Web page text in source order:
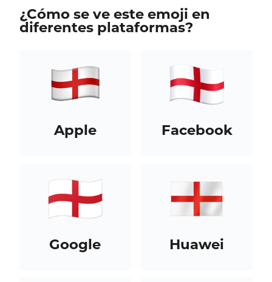
¿Cómo se ve este emoji en
diferentes plataformas?
Apple Facebook
Google Huawei